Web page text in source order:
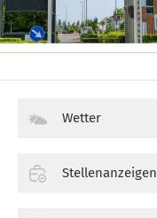
Wetter
Stellenanzeigen